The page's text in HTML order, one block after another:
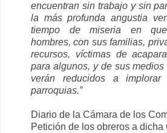
encuentran sin trabajo y sin
la más profunda angustia
tiempo de miseria en
hombres, con sus familias,
recursos, víctimas de
para algunos, y de sus
verán reducidos a
parroquias.”
Diario de la Cámara de los
Petición de los obreros a dicha